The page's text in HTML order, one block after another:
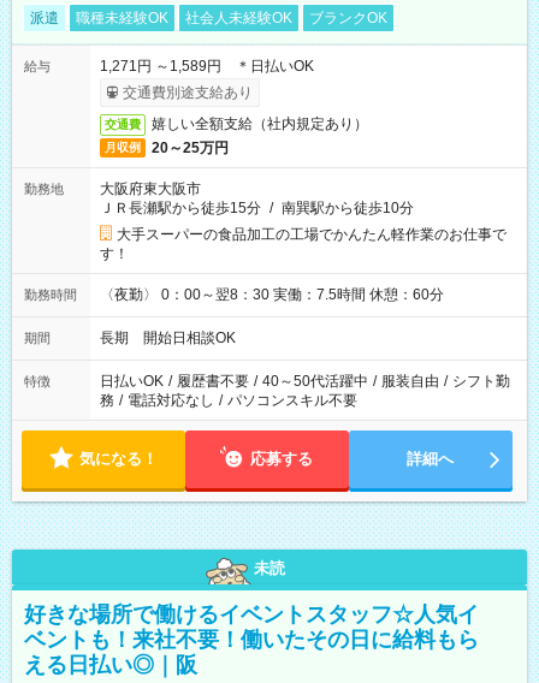
派遣 職種未経験OK 社会人未経験OK ブランクOK
給与
1,271円 ～1,589円 ＊日払いOK
交通費別途支給あり
交通費 嬉しい全額支給（社内規定あり）
月収例 20～25万円
勤務地
大阪府東大阪市
ＪＲ長瀬駅から徒歩15分 / 南巽駅から徒歩10分
大手スーパーの食品加工の工場でかんたん軽作業のお仕事で
す！
勤務時間 〈夜勤〉 0：00～翌8：30 実働：7.5時間 休憩：60分
期間 長期 開始日相談OK
特徴 日払いOK / 履歴書不要 / 40～50代活躍中 / 服装自由 / シフト勤
務 / 電話対応なし / パソコンスキル不要
気になる！ 応募する 詳細へ
未読
好きな場所で働けるイベントスタッフ☆人気イ
ベントも！来社不要！働いたその日に給料もら
える日払い◎｜阪